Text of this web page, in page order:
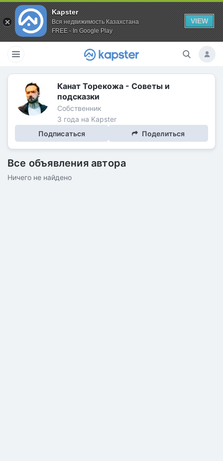
Kapster
Вся недвижимость Казахстана
FREE - In Google Play
VIEW
Канат Торекожа - Советы и
подсказки
Собственник
3 года на Kapster
Подписаться
Поделиться
Все объявления автора
Ничего не найдено